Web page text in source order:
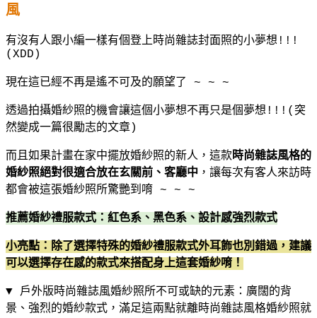
風
有沒有人跟小編一樣有個登上時尚雜誌封面照的小夢想 !!!
(XDD)
現在這已經不再是遙不可及的願望了 ~ ~ ~
透過拍攝婚紗照的機會讓這個小夢想不再只是個夢想 !!!( 突
然變成一篇很勵志的文章)
而且如果計畫在家中擺放婚紗照的新人，這款時尚雜誌風格的
婚紗照絕對很適合放在玄關前、客廳中 ，讓每次有客人來訪時
都會被這張婚紗照所驚艷到唷
~ ~ ~
推薦婚紗禮服款式：紅色系、黑色系、設計感強烈款式
小亮點：除了選擇特殊的婚紗禮服款式外耳飾也別錯過，建議
可以選擇存在感的款式來搭配身上這套婚紗唷！
▼ 戶外版時尚雜誌風婚紗照所不可或缺的元素：廣闊的背
景、強烈的婚紗款式，滿足這兩點就離時尚雜誌風格婚紗照就